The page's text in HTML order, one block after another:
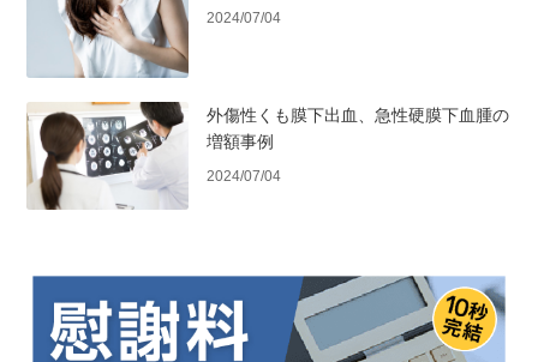
2024/07/04
外傷性くも膜下出血、急性硬膜下血腫の
増額事例
2024/07/04